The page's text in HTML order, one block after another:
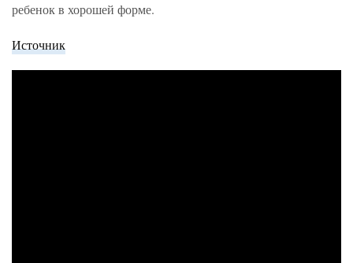
ребенок в хорошей форме.
Источник